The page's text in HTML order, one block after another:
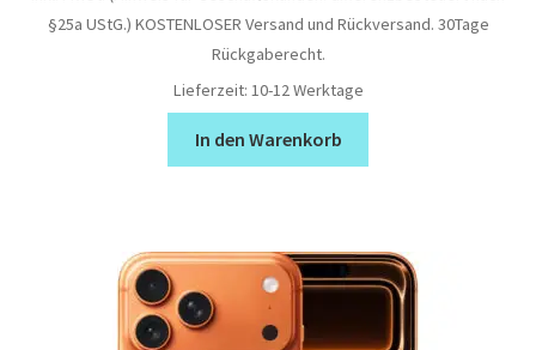
§25a UStG.) KOSTENLOSER Versand und Rückversand. 30Tage
Rückgaberecht.
Lieferzeit: 10-12 Werktage
In den Warenkorb